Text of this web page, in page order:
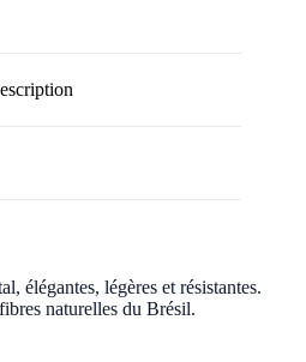
élégantes, légères et résistantes.
naturelles du Brésil.